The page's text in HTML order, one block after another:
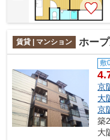
賃貸 | マンション ホー
敷
京
大
京
築
大